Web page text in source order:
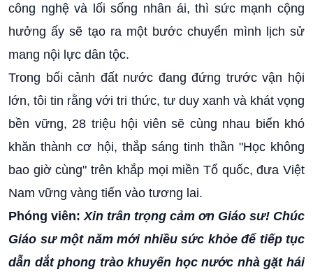
công nghệ và lối sống nhân ái, thì sức mạnh cộng
hưởng ấy sẽ tạo ra một bước chuyển mình lịch sử
mang nội lực dân tộc.
Trong bối cảnh đất nước đang đứng trước vận hội
lớn, tôi tin rằng với tri thức, tư duy xanh và khát vọng
bền vững, 28 triệu hội viên sẽ cùng nhau biến khó
khăn thành cơ hội, thắp sáng tinh thần "Học không
bao giờ cùng" trên khắp mọi miền Tổ quốc, đưa Việt
Nam vững vàng tiến vào tương lai.
Phóng viên: Xin trân trọng cảm ơn Giáo sư! Chúc
Giáo sư một năm mới nhiều sức khỏe để tiếp tục
dẫn dắt phong trào khuyến học nước nhà gặt hái